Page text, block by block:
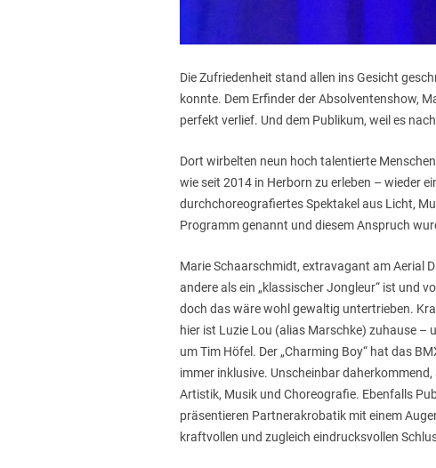
Die Zufriedenheit stand allen ins Gesicht
konnte. Dem Erfinder der Absolventenshow,
perfekt verlief. Und dem Publikum, weil es
Dort wirbelten neun hoch talentierte
wie seit 2014 in Herborn zu erleben – wieder
durchchoreografiertes Spektakel aus Licht,
Programm genannt und diesem Anspruch
Marie Schaarschmidt, extravagant am Aerial
andere als ein „klassischer Jongleur“ ist und
doch das wäre wohl gewaltig untertrieben.
hier ist Luzie Lou (alias Marschke) zuhause –
um Tim Höfel. Der „Charming Boy“ hat das
immer inklusive. Unscheinbar
Artistik, Musik und Choreografie. Ebenfalls
präsentieren Partnerakrobatik mit einem
kraftvollen und zugleich eindrucksvollen